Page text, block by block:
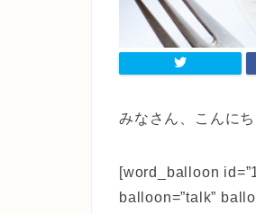
みなさん、こんにち
[word_balloon
balloon=”talk”